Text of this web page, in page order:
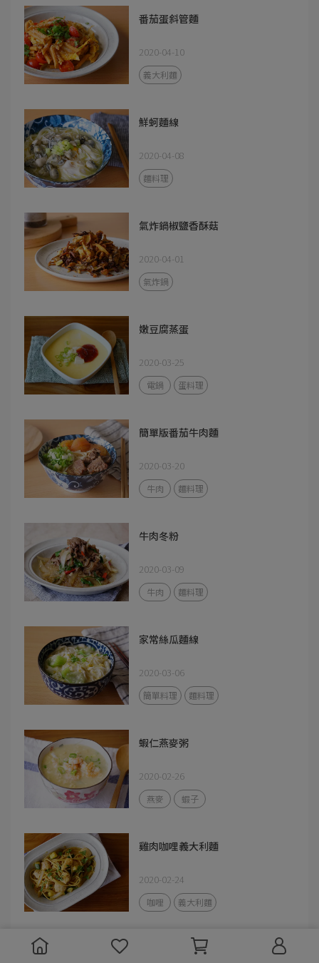
番茄蛋斜管麵
2020-04-10
義大利麵
鮮蚵麵線
2020-04-08
麵料理
氣炸鍋椒鹽香酥菇
2020-04-01
氣炸鍋
嫩豆腐蒸蛋
2020-03-25
電鍋 蛋料理
簡單版番茄牛肉麵
2020-03-20
牛肉 麵料理
牛肉冬粉
2020-03-09
牛肉 麵料理
家常絲瓜麵線
2020-03-06
簡單料理 麵料理
蝦仁燕麥粥
2020-02-26
燕麥 蝦子
雞肉咖哩義大利麵
2020-02-24
咖哩 義大利麵
煎牛排【烤箱法控制熟度】